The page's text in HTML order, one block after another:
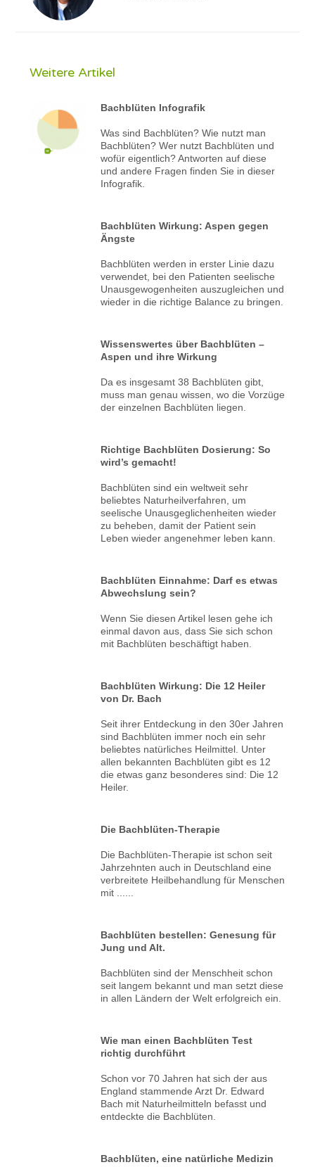
Weitere Artikel
Bachblüten Infografik
Was sind Bachblüten? Wie nutzt man
Bachblüten? Wer nutzt Bachblüten und
wofür eigentlich? Antworten auf diese
und andere Fragen finden Sie in dieser
Infografik.
Bachblüten Wirkung: Aspen gegen
Ängste
Bachblüten werden in erster Linie dazu
verwendet, bei den Patienten seelische
Unausgewogenheiten auszugleichen und
wieder in die richtige Balance zu bringen.
Wissenswertes über Bachblüten –
Aspen und ihre Wirkung
Da es insgesamt 38 Bachblüten gibt,
muss man genau wissen, wo die Vorzüge
der einzelnen Bachblüten liegen.
Richtige Bachblüten Dosierung: So
wird’s gemacht!
Bachblüten sind ein weltweit sehr
beliebtes Naturheilverfahren, um
seelische Unausgeglichenheiten wieder
zu beheben, damit der Patient sein
Leben wieder angenehmer leben kann.
Bachblüten Einnahme: Darf es etwas
Abwechslung sein?
Wenn Sie diesen Artikel lesen gehe ich
einmal davon aus, dass Sie sich schon
mit Bachblüten beschäftigt haben.
Bachblüten Wirkung: Die 12 Heiler
von Dr. Bach
Seit ihrer Entdeckung in den 30er Jahren
sind Bachblüten immer noch ein sehr
beliebtes natürliches Heilmittel. Unter
allen bekannten Bachblüten gibt es 12
die etwas ganz besonderes sind: Die 12
Heiler.
Die Bachblüten-Therapie
Die Bachblüten-Therapie ist schon seit
Jahrzehnten auch in Deutschland eine
verbreitete Heilbehandlung für Menschen
mit ......
Bachblüten bestellen: Genesung für
Jung und Alt.
Bachblüten sind der Menschheit schon
seit langem bekannt und man setzt diese
in allen Ländern der Welt erfolgreich ein.
Wie man einen Bachblüten Test
richtig durchführt
Schon vor 70 Jahren hat sich der aus
England stammende Arzt Dr. Edward
Bach mit Naturheilmitteln befasst und
entdeckte die Bachblüten.
Bachblüten, eine natürliche Medizin